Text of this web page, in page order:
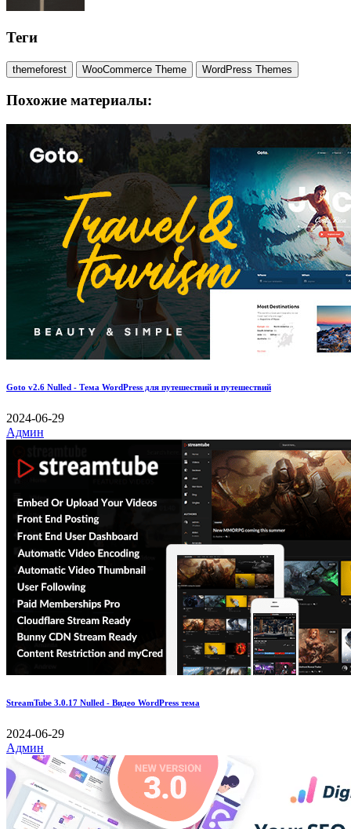
Теги
themeforest WooCommerce Theme WordPress Themes
Похожие материалы:
Goto v2.6 Nulled - Тема WordPress для путешествий и путешествий
2024-06-29
Админ
StreamTube 3.0.17 Nulled - Видео WordPress тема
2024-06-29
Админ